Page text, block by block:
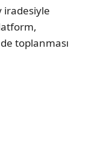
iradesiyle
toplanması